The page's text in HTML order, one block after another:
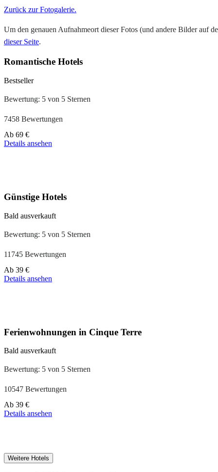
Zurück zur Fotogalerie.
Um den genauen Aufnahmeort dieser Fotos (und andere Bilder auf
dieser Seite.
Romantische Hotels
Bestseller
Bewertung: 5 von 5 Sternen
7458 Bewertungen
Preis
ab
Ab 69 €
Details ansehen
Günstige Hotels
Bald ausverkauft
Bewertung: 5 von 5 Sternen
11745 Bewertungen
Preis
ab
Ab 39 €
Details ansehen
Ferienwohnungen in Cinque Terre
Bald ausverkauft
Bewertung: 5 von 5 Sternen
10547 Bewertungen
Preis
ab
Ab 39 €
Details ansehen
Weitere Hotels